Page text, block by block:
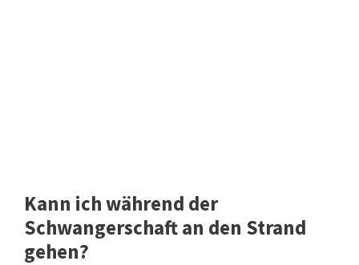
Kann ich während der
Schwangerschaft an den Strand
gehen?